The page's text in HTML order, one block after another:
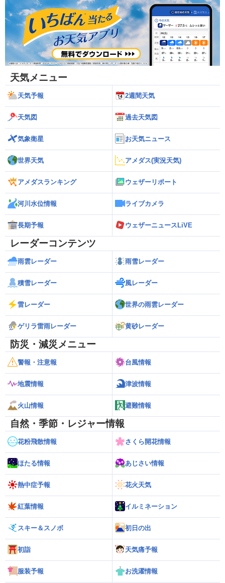
天気メニュー
天気予報 2週間天気
天気図 過去天気図
気象衛星 お天気ニュース
世界天気 アメダス(実況天気)
アメダスランキング ウェザーリポート
河川水位情報 ライブカメラ
長期予報 ウェザーニュースLiVE
レーダーコンテンツ
雨雲レーダー 雨雪レーダー
積雪レーダー 風レーダー
雷レーダー 世界の雨雲レーダー
ゲリラ雷雨レーダー 黄砂レーダー
防災・減災メニュー
警報・注意報 台風情報
地震情報 津波情報
火山情報 避難情報
自然・季節・レジャー情報
花粉飛散情報 さくら開花情報
ほたる情報 あじさい情報
熱中症予報 花火天気
紅葉情報 イルミネーション
スキー＆スノボ 初日の出
初詣 天気痛予報
服装予報 お洗濯情報